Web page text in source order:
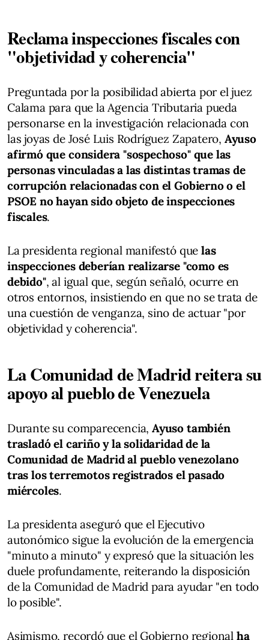
Reclama inspecciones fiscales con
"objetividad y coherencia"
Preguntada por la posibilidad abierta por el juez
Calama para que la Agencia Tributaria pueda
personarse en la investigación relacionada con
las joyas de José Luis Rodríguez Zapatero, Ayuso
afirmó que considera "sospechoso" que las
personas vinculadas a las distintas tramas de
corrupción relacionadas con el Gobierno o el
PSOE no hayan sido objeto de inspecciones
fiscales.
La presidenta regional manifestó que las
inspecciones deberían realizarse "como es
debido", al igual que, según señaló, ocurre en
otros entornos, insistiendo en que no se trata de
una cuestión de venganza, sino de actuar "por
objetividad y coherencia".
La Comunidad de Madrid reitera su
apoyo al pueblo de Venezuela
Durante su comparecencia,Ayuso también
trasladó el cariño y la solidaridad de la
Comunidad de Madrid al pueblo venezolano
tras los terremotos registrados el pasado
miércoles.
La presidenta aseguró que el Ejecutivo
autonómico sigue la evolución de la emergencia
"minuto a minuto" y expresó que la situación les
duele profundamente, reiterando la disposición
de la Comunidad de Madrid para ayudar "en todo
lo posible".
Asimismo, recordó que el Gobierno regional ha